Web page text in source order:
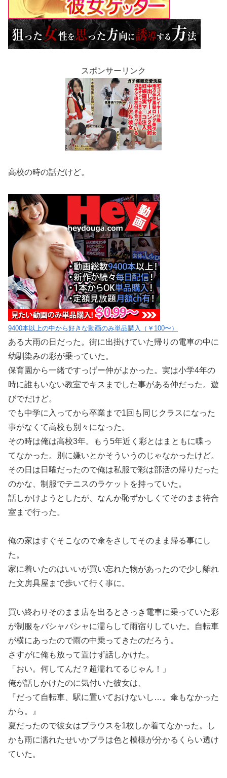
スポンサーリンク
高校の時の話だけど。
9400本以上の中から好きな動画のみ単品購入（￥100〜）
ある大雨の日だった。街に出掛けていた帰りの電車の中に
幼馴染みの彩が乗っていた。
保育園から一緒ですっげー仲がよかった。実は小学4年の
時に誰もいない教室でキスまでした事がある仲だった。遊
びでだけど。
でも中学に入ってから卒業まで1回も同じクラスになった
事がなくて高校も別々になった。
その時は俺は高校3年。もう5年近く彩とはまともに喋っ
てなかった。別に嫌いとかそういうのじゃなかったけど。
その日は日曜だったので俺は私服で彩は部活の帰りだった
のかな、制服でテニスのラケットを持っていた。
話しかけようとしたが、なんか恥ずかしくてそのまま待合
室まで行った。
俺の家はすぐそこなので傘をさしてそのまま帰る事にし
た。
家に着いたのはいいが買い忘れた物があったので少し離れ
た文房具屋まで歩いて行く事に。
買い終わりそのまま店を出るとさっき電車に乗っていた彩
が制服をバシャバシャに濡らして雨宿りしていた。自転車
が横にあったので雨の中乗ってきたのだろう。
さすがに俺も放って置けず話しかけた。
「おい。何してんだ？超濡れてるじゃん！」
俺が話しかけたのに気付いた彼女は、
『だって自転車、駅に置いておけないし…。傘もなかった
から。』
夏だったので彼女はブラウスを1枚しか着てなかった。し
かも雨に濡れたせいかブラは色と模様が分かるくらい透け
ていた。